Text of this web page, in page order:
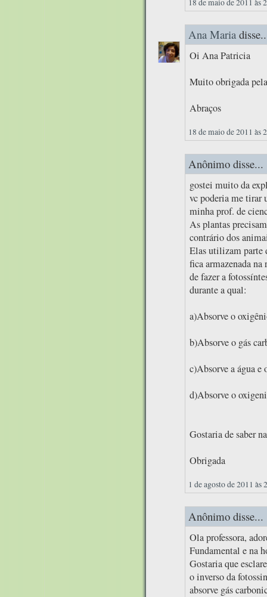
Ana Maria
Oi Ana Patricia
Muito obrigada
Abraços
18 de maio de 2011 às
Anônimo disse...
gostei muito da
vc poderia me tirar
minha prof. de
As plantas
contrário dos
Elas utilizam parte
fica armazenada
de fazer a
durante a qual:
a)Absorve o
b)Absorve o gás
c)Absorve a água e
d)Absorve o
Gostaria de saber
Obrigada
1 de agosto de 2011 às
Anônimo disse...
Ola professora,
Fundamental e na
Gostaria que
o inverso da
absorve gás